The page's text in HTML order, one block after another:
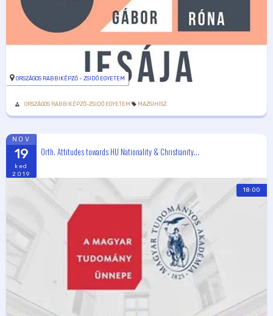
ORSZÁGOS RABBIKÉPZŐ – ZSIDÓ EGYETEM
ORSZÁGOS RABBIKÉPZŐ-ZSIDÓ EGYETEM MAZSIHISZ
NOV
19
ked
2019
Orth. Attitudes towards HU Nationality & Christianity...
18:00